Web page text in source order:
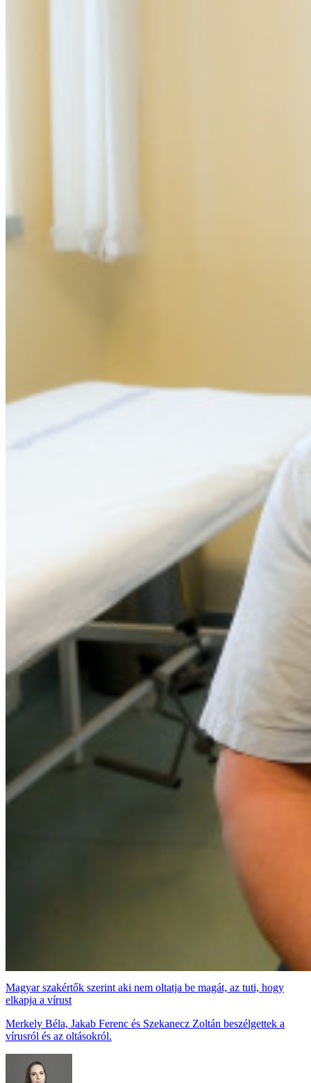
Magyar szakértők szerint aki nem oltatja be magát, az tuti, hogy
elkapja a vírust
Merkely Béla, Jakab Ferenc és Szekanecz Zoltán beszélgettek a
vírusról és az oltásokról.